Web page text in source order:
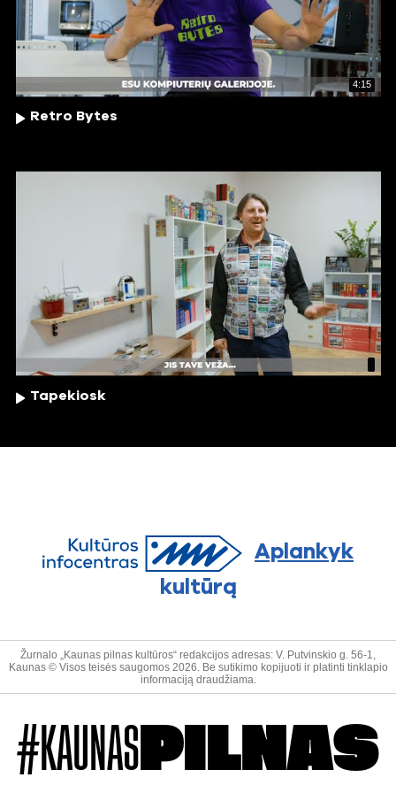
4:15
Retro Bytes
Tapekiosk
Aplankyk
kultūrą
Žurnalo „Kaunas pilnas kultūros“ redakcijos adresas: V. Putvinskio g. 56-1,
Kaunas © Visos teisės saugomos 2026. Be sutikimo kopijuoti ir platinti tinklapio
informaciją draudžiama.
#KAUNAS PILNAS